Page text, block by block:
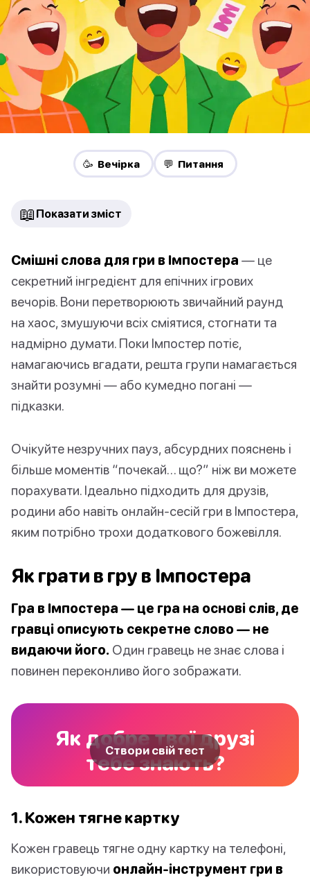
🥳 Вечірка 💬 Питання
📖 Показати зміст
Смішні слова для гри в Імпостера — це
секретний інгредієнт для епічних ігрових
вечорів. Вони перетворюють звичайний раунд
на хаос, змушуючи всіх сміятися, стогнати та
надмірно думати. Поки Імпостер потіє,
намагаючись вгадати, решта групи намагається
знайти розумні — або кумедно погані —
підказки.
Очікуйте незручних пауз, абсурдних пояснень і
більше моментів “почекай… що?” ніж ви можете
порахувати. Ідеально підходить для друзів,
родини або навіть онлайн-сесій гри в Імпостера,
яким потрібно трохи додаткового божевілля.
Як грати в гру в Імпостера
Гра в Імпостера — це гра на основі слів, де
гравці описують секретне слово — не
видаючи його. Один гравець не знає слова і
повинен переконливо його зображати.
Як добре твої друзі
тебе знають?
Створи свій тест
1. Кожен тягне картку
Кожен гравець тягне одну картку на телефоні,
використовуючи онлайн-інструмент гри в